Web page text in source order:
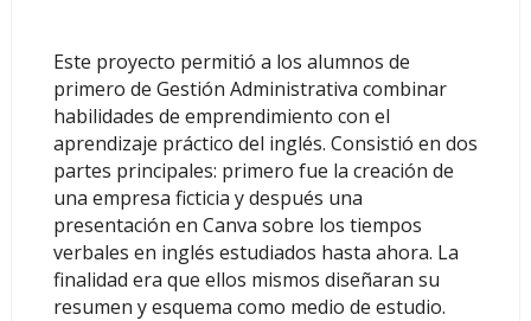
Este proyecto permitió a los alumnos de
primero de Gestión Administrativa combinar
habilidades de emprendimiento con el
aprendizaje práctico del inglés. Consistió en dos
partes principales: primero fue la creación de
una empresa ficticia y después una
presentación en Canva sobre los tiempos
verbales en inglés estudiados hasta ahora. La
finalidad era que ellos mismos diseñaran su
resumen y esquema como medio de estudio.